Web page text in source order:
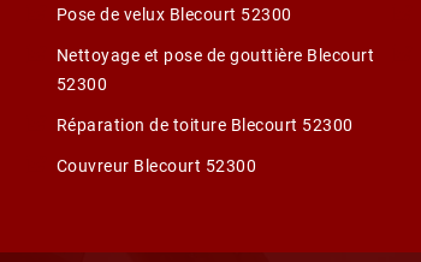
Pose de velux Blecourt 52300
Nettoyage et pose de gouttière Blecourt
52300
Réparation de toiture Blecourt 52300
Couvreur Blecourt 52300